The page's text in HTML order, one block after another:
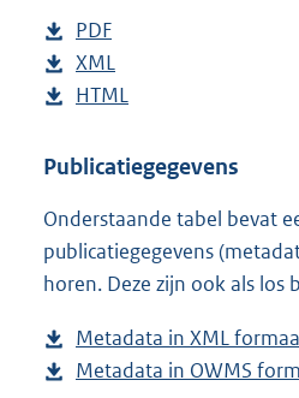
D
o
w
l
a
d
p
b
l
PDF
e
s
a
d
s
g
o
o
D
o
n
o
a
d
u
b
XML
e
t
n
d
s
r
o
D
w
l
o
a
p
u
HTML
s
a
n
d
g
r
Publicatiegegevens
Onderstaande tabel bevat
publicatiegegevens
horen. Deze zijn ook als los
Metadata in XML
Metadata in OWMS